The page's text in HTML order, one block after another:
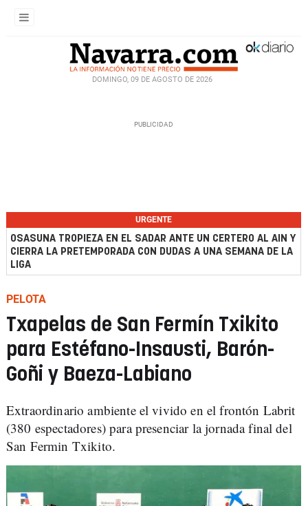
DOMINGO, 09 DE AGOSTO DE 2026
URGENTE
OSASUNA TROPIEZA EN EL SADAR ANTE UN CERTERO AL AIN Y
CIERRA LA PRETEMPORADA CON DUDAS A UNA SEMANA DE LA
LIGA
PELOTA
Txapelas de San Fermín Txikito
para Estéfano-Insausti, Barón-
Goñi y Baeza-Labiano
Extraordinario ambiente el vivido en el frontón Labrit
(380 espectadores) para presenciar la jornada final del
San Fermin Txikito.